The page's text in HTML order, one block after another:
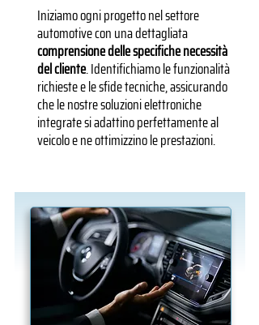
Iniziamo ogni progetto nel settore
automotive con una dettagliata
comprensione delle specifiche necessità
del cliente. Identifichiamo le funzionalità
richieste e le sfide tecniche, assicurando
che le nostre soluzioni elettroniche
integrate si adattino perfettamente al
veicolo e ne ottimizzino le prestazioni.